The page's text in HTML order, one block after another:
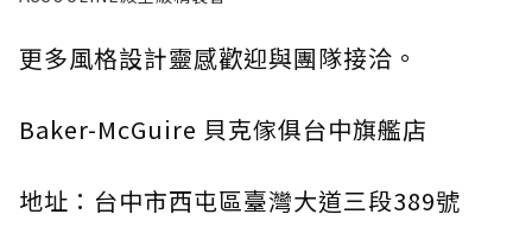
更多風格設計靈感歡迎與團隊接洽。
Baker-McGuire 貝克傢俱台中旗艦店
地址：台中市西屯區臺灣大道三段389號